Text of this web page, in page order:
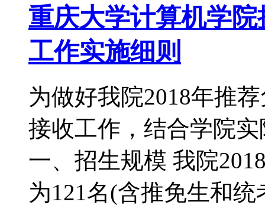
重庆大学计算机学
工作实施细则
为做好我院2018年推
接收工作，结合学院
一、招生规模 我院
为121名(含推免生和统